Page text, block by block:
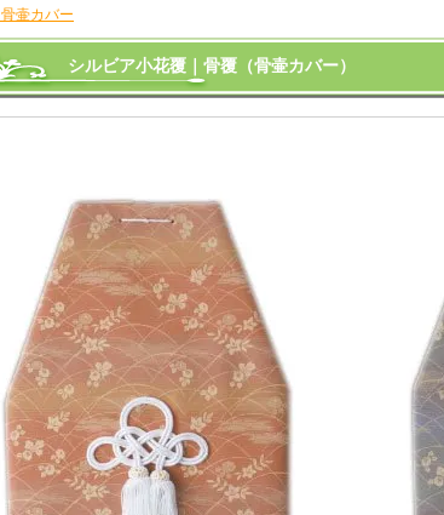
骨壷カバー
シルビア小花覆｜骨覆（骨壷カバー）